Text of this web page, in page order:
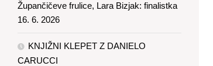
Župančičeve frulice, Lara Bizjak: finalistka
16. 6. 2026
KNJIŽNI KLEPET Z DANIELO
CARUCCI